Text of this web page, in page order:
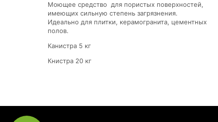
Моющее средство для пористых поверхностей,
имеющих сильную степень загрязнения.
Идеально для плитки, керамогранита, цементных
полов.
Канистра 5 кг
Книстра 20 кг